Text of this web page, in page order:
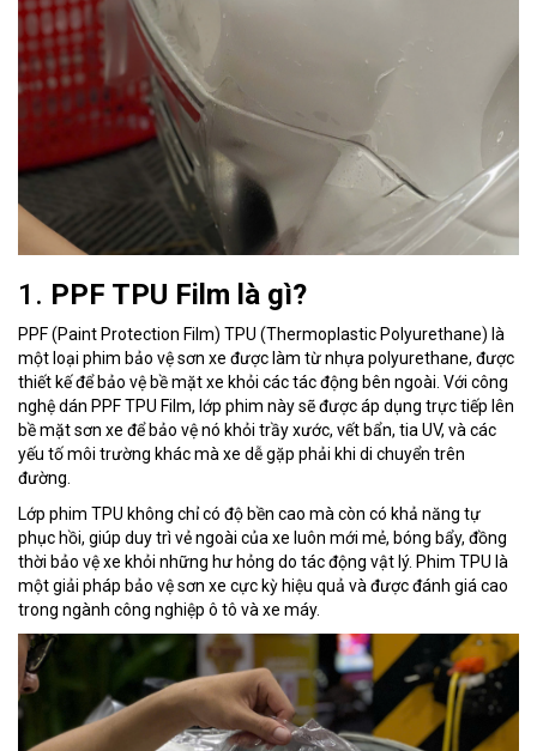
1. PPF TPU Film là gì?
PPF (Paint Protection Film) TPU (Thermoplastic Polyurethane) là
một loại phim bảo vệ sơn xe được làm từ nhựa polyurethane, được
thiết kế để bảo vệ bề mặt xe khỏi các tác động bên ngoài. Với công
nghệ dán PPF TPU Film, lớp phim này sẽ được áp dụng trực tiếp lên
bề mặt sơn xe để bảo vệ nó khỏi trầy xước, vết bẩn, tia UV, và các
yếu tố môi trường khác mà xe dễ gặp phải khi di chuyển trên
đường.
Lớp phim TPU không chỉ có độ bền cao mà còn có khả năng tự
phục hồi, giúp duy trì vẻ ngoài của xe luôn mới mẻ, bóng bẩy, đồng
thời bảo vệ xe khỏi những hư hỏng do tác động vật lý. Phim TPU là
một giải pháp bảo vệ sơn xe cực kỳ hiệu quả và được đánh giá cao
trong ngành công nghiệp ô tô và xe máy.